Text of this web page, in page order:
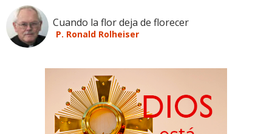
Cuando la flor deja de florecer
P. Ronald Rolheiser